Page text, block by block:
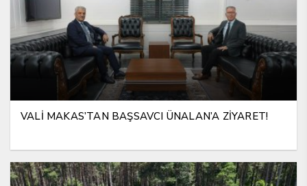
VALİ MAKAS’TAN BAŞSAVCI ÜNALAN’A ZİYARET!